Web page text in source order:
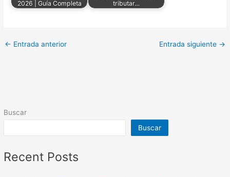
Buscar
Buscar
Recent Posts
2026 | Guía Completa
tributar…
← Entrada anterior Entrada siguiente →